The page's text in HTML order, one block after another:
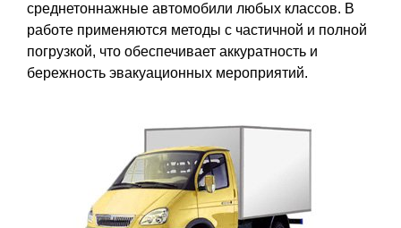
среднетоннажные автомобили любых классов. В
работе применяются методы с частичной и полной
погрузкой, что обеспечивает аккуратность и
бережность эвакуационных мероприятий.